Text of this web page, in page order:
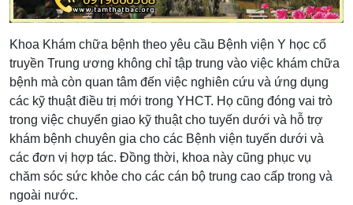
Khoa Khám chữa bệnh theo yêu cầu Bệnh viện Y học cổ
truyền Trung ương không chỉ tập trung vào việc khám chữa
bệnh mà còn quan tâm đến việc nghiên cứu và ứng dụng
các kỹ thuật điều trị mới trong YHCT. Họ cũng đóng vai trò
trong việc chuyển giao kỹ thuật cho tuyến dưới và hỗ trợ
khám bệnh chuyên gia cho các Bệnh viện tuyến dưới và
các đơn vị hợp tác. Đồng thời, khoa này cũng phục vụ
chăm sóc sức khỏe cho các cán bộ trung cao cấp trong và
ngoài nước.